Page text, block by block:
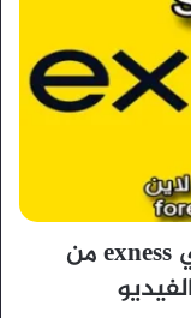
كيفية فتح حساب Standard في exness من